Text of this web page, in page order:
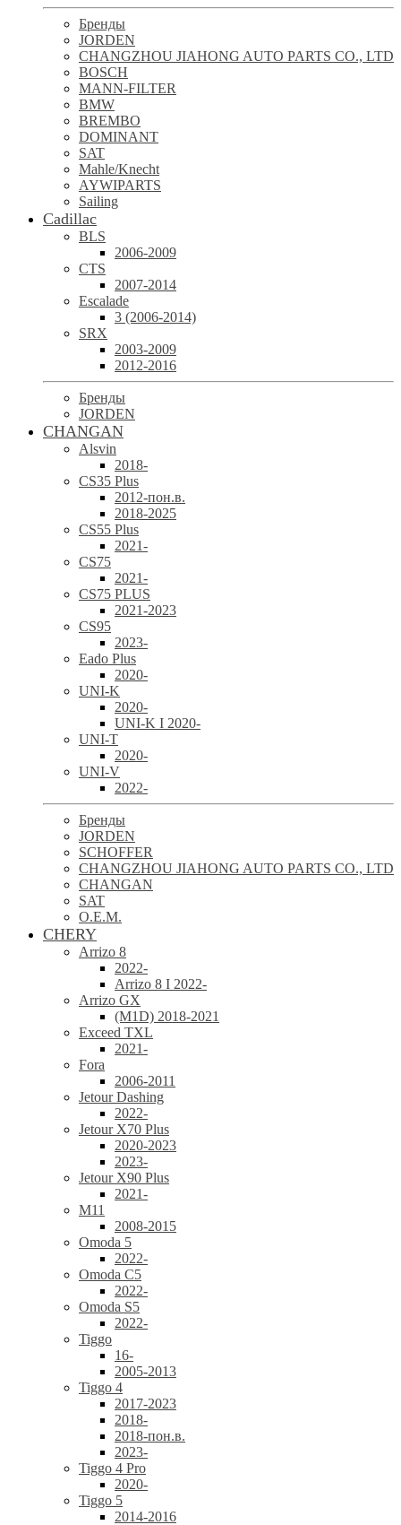
Бренды
JORDEN
CHANGZHOU JIAHONG AUTO PARTS CO., LTD
BOSCH
MANN-FILTER
BMW
BREMBO
DOMINANT
SAT
Mahle/Knecht
AYWIPARTS
Sailing
Cadillac
BLS
2006-2009
CTS
2007-2014
Escalade
3 (2006-2014)
SRX
2003-2009
2012-2016
Бренды
JORDEN
CHANGAN
Alsvin
2018-
CS35 Plus
2012-пон.в.
2018-2025
CS55 Plus
2021-
CS75
2021-
CS75 PLUS
2021-2023
CS95
2023-
Eado Plus
2020-
UNI-K
2020-
UNI-K I 2020-
UNI-T
2020-
UNI-V
2022-
Бренды
JORDEN
SCHOFFER
CHANGZHOU JIAHONG AUTO PARTS CO., LTD
CHANGAN
SAT
O.E.M.
CHERY
Arrizo 8
2022-
Arrizo 8 I 2022-
Arrizo GX
(M1D) 2018-2021
Exceed TXL
2021-
Fora
2006-2011
Jetour Dashing
2022-
Jetour X70 Plus
2020-2023
2023-
Jetour X90 Plus
2021-
M11
2008-2015
Omoda 5
2022-
Omoda C5
2022-
Omoda S5
2022-
Tiggo
16-
2005-2013
Tiggo 4
2017-2023
2018-
2018-пон.в.
2023-
Tiggo 4 Pro
2020-
Tiggo 5
2014-2016